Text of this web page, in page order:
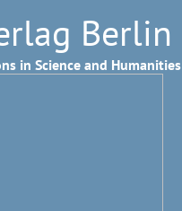
Berlin
in Science and Humanities